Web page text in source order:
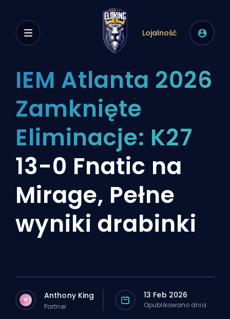
Lojalność
IEM Atlanta 2026
Zamknięte
Eliminacje: K27
13-0 Fnatic na
Mirage, Pełne
wyniki drabinki
A Anthony King
Partner
13 Feb 2026
Opublikowano dnia